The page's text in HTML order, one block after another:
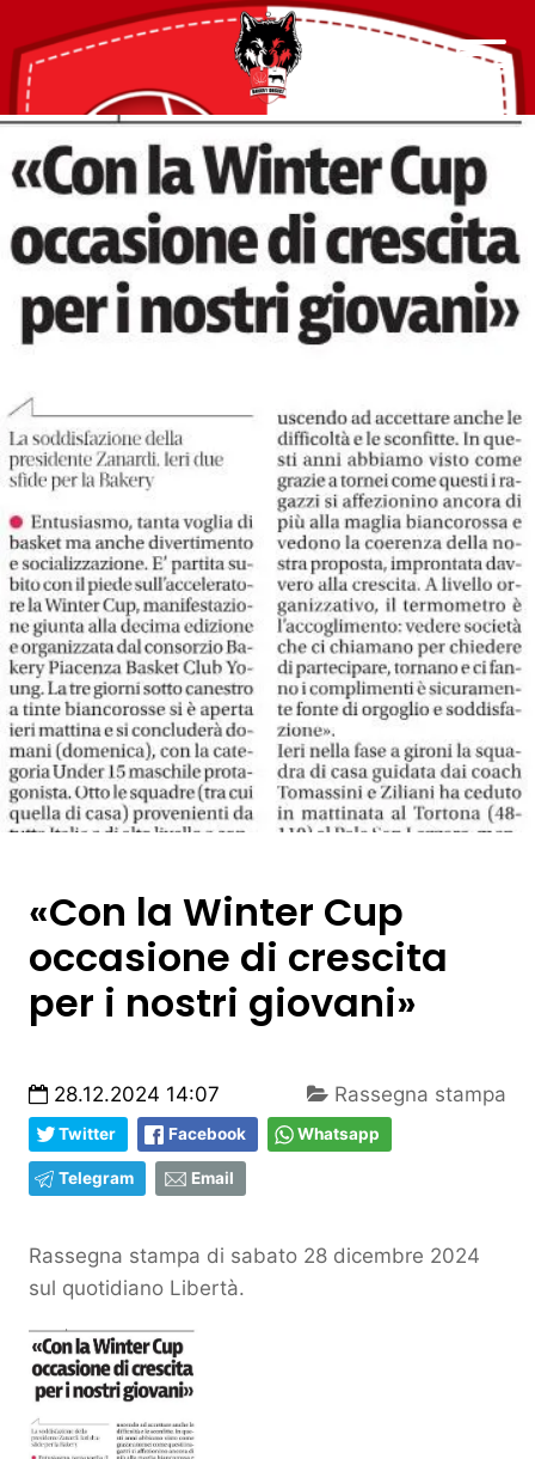
«Con la Winter Cup
occasione di crescita
per i nostri giovani»
28.12.2024 14:07 Rassegna stampa
Twitter Facebook Whatsapp
Telegram Email
Rassegna stampa di sabato 28 dicembre 2024
sul quotidiano Libertà.